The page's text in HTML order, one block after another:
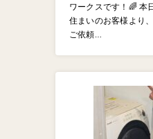
ワークスです！🌈 ​本
住まいのお客様より
ご依頼…